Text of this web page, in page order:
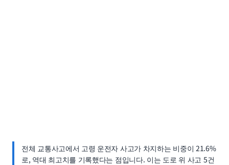
전체 교통사고에서 고령 운전자 사고가 차지하는 비중이 21.6%
로, 역대 최고치를 기록했다는 점입니다. 이는 도로 위 사고 5건